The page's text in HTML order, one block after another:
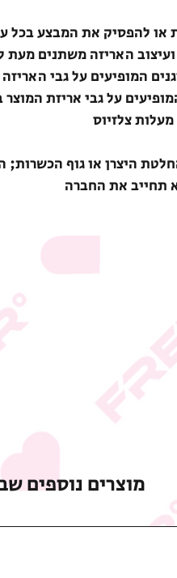
להפסיק את המבצע בכל
האריזה משתנים מעת
המופיעים על גבי
על גבי אריזת המוצר
היצרן או גוף הכשרות;
תחייב את החברה
מוצרים נוספים